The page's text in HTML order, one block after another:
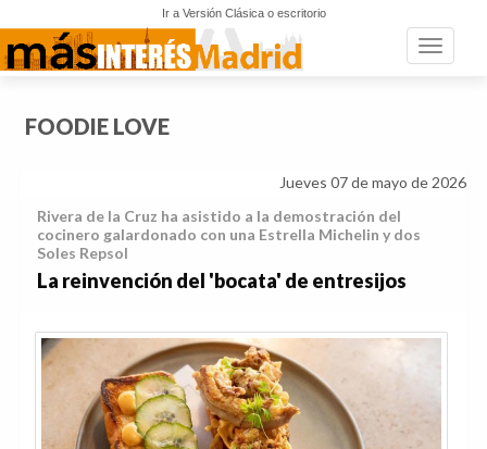
Ir a Versión Clásica o escritorio
Toggle
FOODIE LOVE
Jueves 07 de mayo de 2026
Rivera de la Cruz ha asistido a la demostración del
cocinero galardonado con una Estrella Michelin y dos
Soles Repsol
La reinvención del 'bocata' de entresijos